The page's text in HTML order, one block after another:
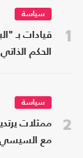
1
سياسة
قيادات بـ
الحكم
2
سياسة
ممثلات
مع السيسي